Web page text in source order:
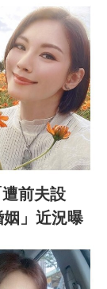
前夫設
」近況曝